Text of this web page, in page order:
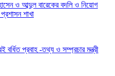
ও আব্দুল বারেকের বদলি ও নিয়োগ
শাখা
বর্ধিত প্রবাহ -তথ্য ও সম্প্রচার মন্ত্রী